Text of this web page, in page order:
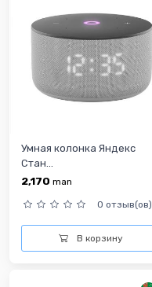
Умная колонка Яндекс
Стан...
2,170 man
0 отзыв(ов)
В корзину